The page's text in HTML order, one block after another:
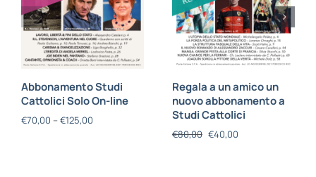
Abbonamento Studi
Cattolici Solo On-line
€70,00 – €125,00
Regala a un amico un
nuovo abbonamento a
Studi Cattolici
€80,00 €40,00